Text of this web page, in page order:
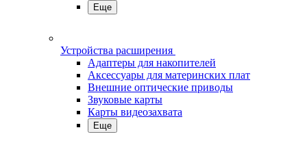
Еще
Устройства расширения
Адаптеры для накопителей
Аксессуары для материнских плат
Внешние оптические приводы
Звуковые карты
Карты видеозахвата
Еще